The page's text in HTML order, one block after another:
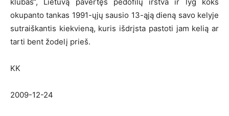
okupanto tankas 1991-ųjų sausio 13-ąją dieną savo kelyje
sutraiškantis kiekvieną, kuris išdrįsta pastoti jam kelią ar
tarti bent žodelį prieš.
KK
2009-12-24